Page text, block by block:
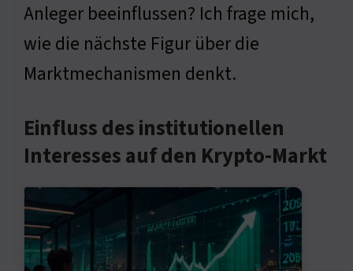
Anleger beeinflussen? Ich frage mich,
wie die nächste Figur über die
Marktmechanismen denkt.
Einfluss des institutionellen
Interesses auf den Krypto-Markt